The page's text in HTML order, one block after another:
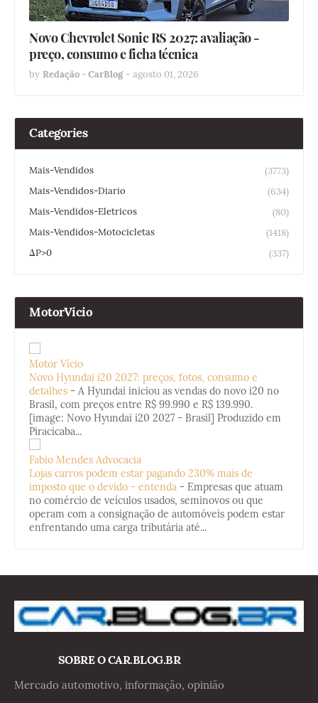
Novo Chevrolet Sonic RS 2027: avaliação -
preço, consumo e ficha técnica
by Redação - CarBlog - agosto 01, 2026
Categories
Mais-Vendidos
(3773)
Mais-Vendidos-Diario
(634)
Mais-Vendidos-Eletricos
(80)
Mais-Vendidos-Motocicletas
(1418)
ΔP>0
(337)
MotorVicio
Motor Vício
Novo Hyundai i20 2027: preços, fotos, consumo e
detalhes - A Hyundai iniciou as vendas do novo i20 no
Brasil, com preços entre R$ 99.990 e R$ 139.990.
[image: Novo Hyundai i20 2027 - Brasil] Produzido em
Piracicaba...
Fabio Mendes Advocacia
Lojas carros podem estar pagando 230% mais de
imposto que o devido - entenda - Empresas que atuam
no comércio de veículos usados, seminovos ou que
operam com a consignação de automóveis podem estar
enfrentando uma carga tributária até...
SOBRE O CAR.BLOG.BR
Mercado automotivo, informação, opinião